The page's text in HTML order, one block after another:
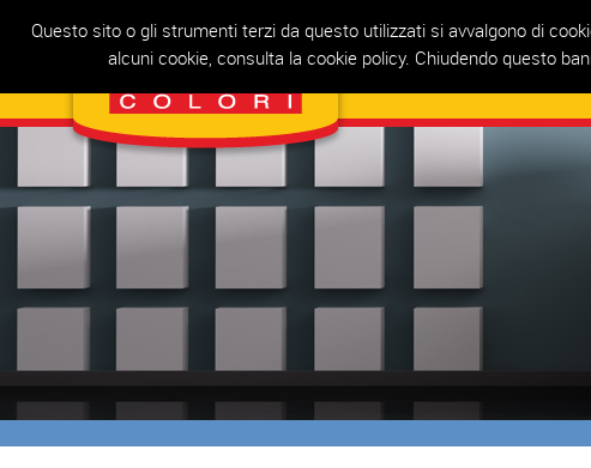
Questo sito o gli strumenti terzi da questo utilizzati si avvalgono di
alcuni cookie, consulta la cookie policy. Chiudendo questo